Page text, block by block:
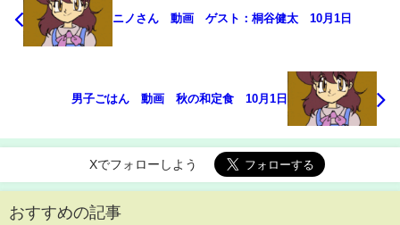
ニノさん 動画 ゲスト：桐谷健太 10月1日
男子ごはん 動画 秋の和定食 10月1日
Xでフォローしよう
おすすめの記事